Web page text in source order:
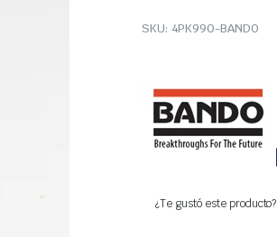
SKU: 4PK990-BANDO
¿Te gustó este